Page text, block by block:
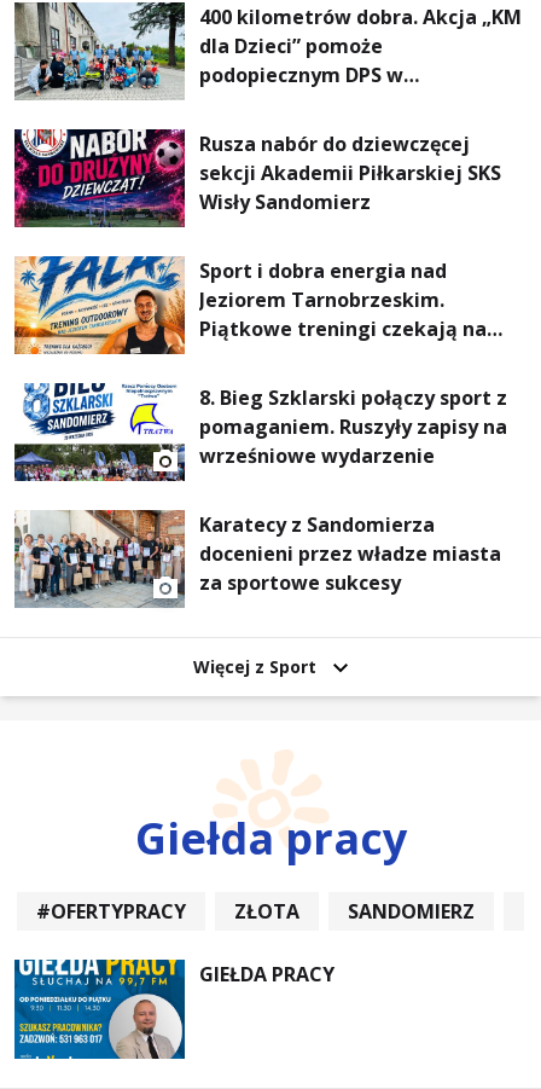
400 kilometrów dobra. Akcja „KM
dla Dzieci” pomoże
podopiecznym DPS w
Rusza nabór do dziewczęcej
sekcji Akademii Piłkarskiej SKS
Wisły Sandomierz
Sport i dobra energia nad
Jeziorem Tarnobrzeskim.
Piątkowe treningi czekają na
8. Bieg Szklarski połączy sport z
pomaganiem. Ruszyły zapisy na
wrześniowe wydarzenie
Karatecy z Sandomierza
docenieni przez władze miasta
za sportowe sukcesy
Więcej z Sport
Giełda pracy
#OFERTYPRACY ZŁOTA SANDOMIERZ
GIEŁDA PRACY